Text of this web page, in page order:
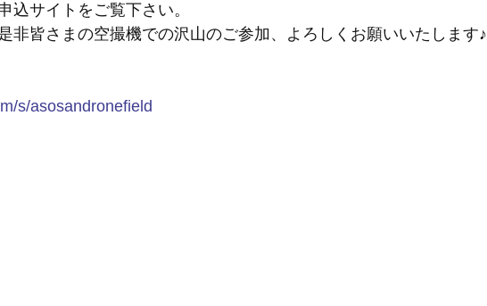
込サイトをご覧下さい。
非皆さまの空撮機での沢山のご参加、よろしくお願いいたします♪
s/asosandronefield